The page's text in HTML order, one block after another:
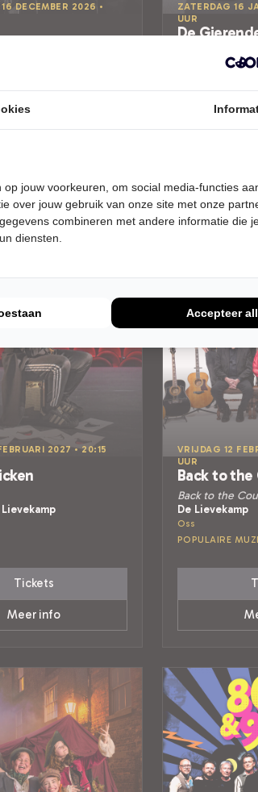
DECEMBER 2026 •
ZATERDAG 16
UUR
De
De Gierende
ALGEMEEN
2027 • 20:15
Tickets
Meer info
VRIJDAG 12
UUR
Back to
Back to the
De Lievekamp
Oss
POPULAIRE
jouw voorkeuren, om social media-functies
over jouw gebruik van onze site met onze
combineren met andere informatie die
diensten.
Accepteer